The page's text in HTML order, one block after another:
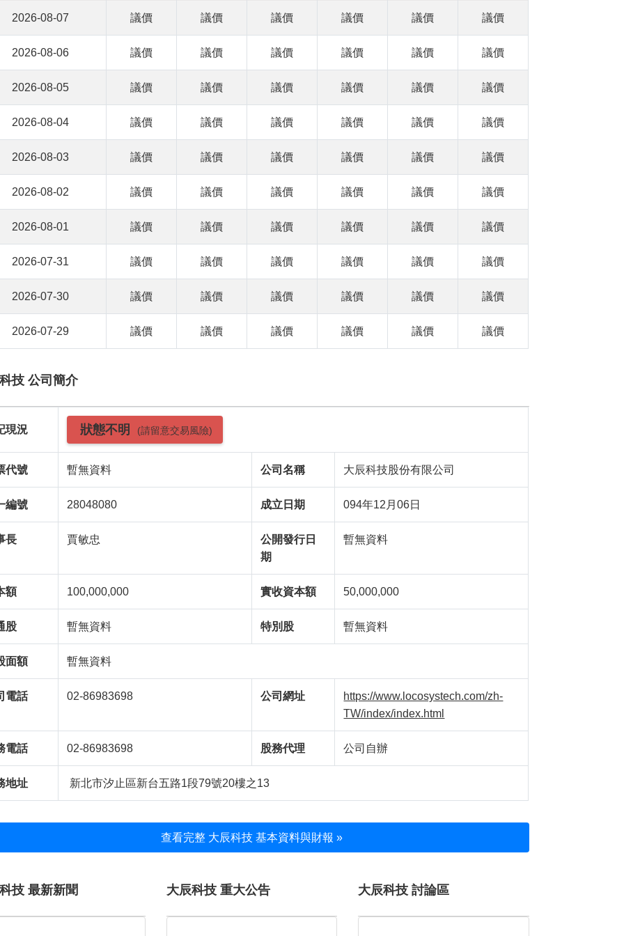
2026-08-07 議價 議價 議價 議價 議價 議價
2026-08-06 議價 議價 議價 議價 議價 議價
2026-08-05 議價 議價 議價 議價 議價 議價
2026-08-04 議價 議價 議價 議價 議價 議價
2026-08-03 議價 議價 議價 議價 議價 議價
2026-08-02 議價 議價 議價 議價 議價 議價
2026-08-01 議價 議價 議價 議價 議價 議價
2026-07-31 議價 議價 議價 議價 議價 議價
2026-07-30 議價 議價 議價 議價 議價 議價
2026-07-29 議價 議價 議價 議價 議價 議價
技 公司簡介
現況 狀態不明 (請留意交易風險)
代號 暫無資料 公司名稱 大辰科技股份有限公司
編號 28048080 成立日期 094年12月06日
長 賈敏忠
公開發行日
期
暫無資料
額 100,000,000 實收資本額 50,000,000
股 暫無資料 特別股 暫無資料
面額 暫無資料
電話 02-86983698 公司網址
https://www.locosystech.com/zh-
TW/index/index.html
電話 02-86983698 股務代理 公司自辦
地址 新北市汐止區新台五路1段79號20樓之13
查看完整 大辰科技 基本資料與財報 »
技 最新新聞 大辰科技 重大公告 大辰科技 討論區